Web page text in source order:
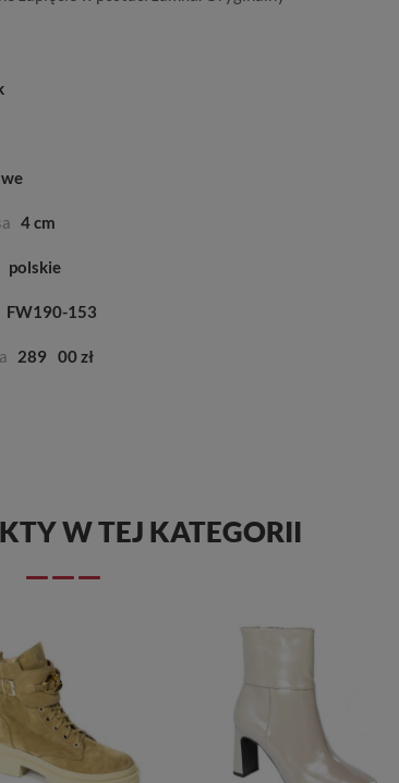
4 cm
polskie
FW190-153
289 00 zł
W TEJ KATEGORII